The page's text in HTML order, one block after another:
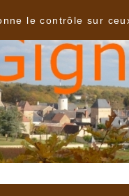
le contrôle sur